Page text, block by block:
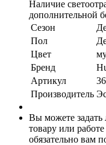
Наличие
дополнительной
Сезон
Пол
Цвет
Бренд
Артикул
Производитель
Вы можете
товару или
обязательно вам